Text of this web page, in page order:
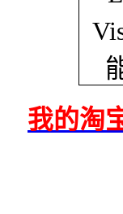
我的淘